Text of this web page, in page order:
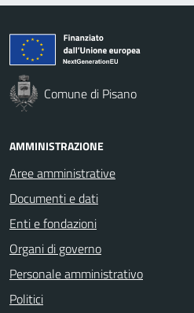
Comune di Pisano
AMMINISTRAZIONE
Aree amministrative
Documenti e dati
Enti e fondazioni
Organi di governo
Personale amministrativo
Politici